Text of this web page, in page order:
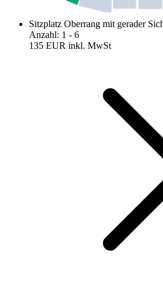
Sitzplatz Oberrang mit gerader
Anzahl: 1 - 6
135 EUR inkl. MwSt